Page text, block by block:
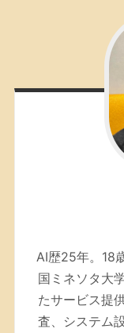
AI歴25年。 18
国ミネソタ大
たサービス提
査、システム